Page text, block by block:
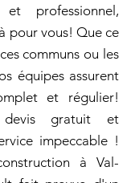
professionnel,
pour vous! Que ce
communs ou les
équipes assurent
et régulier!
devis gratuit et
impeccable !
à Val-